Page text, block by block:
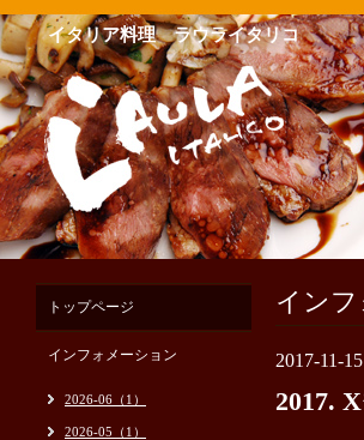
イタリア料理 ラウライタリコ
イン
2017-11-
2017.
トップページ
インフォメーション
2026-06（1）
2026-05（1）